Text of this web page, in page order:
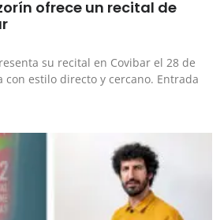
ofrece un recital de
su recital en Covibar el 28 de
con estilo directo y cercano. Entrada